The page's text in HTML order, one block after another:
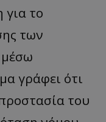
για το
των
μέσω
γράφει ότι
του